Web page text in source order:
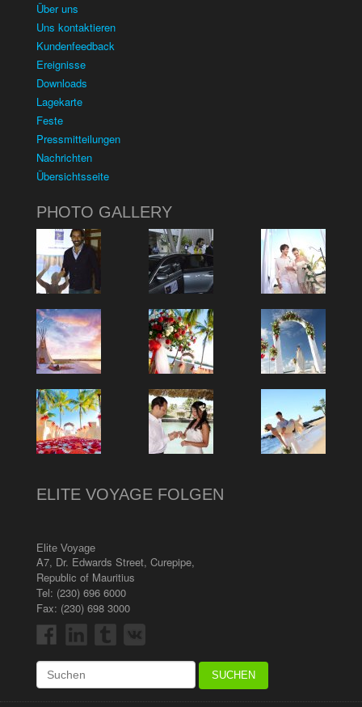
Über uns
Uns kontaktieren
Kundenfeedback
Ereignisse
Downloads
Lagekarte
Feste
Pressmitteilungen
Nachrichten
Übersichtsseite
PHOTO GALLERY
ELITE VOYAGE FOLGEN
Elite Voyage
A7, Dr. Edwards Street, Curepipe,
Republic of Mauritius
Tel: (230) 696 6000
Fax: (230) 698 3000